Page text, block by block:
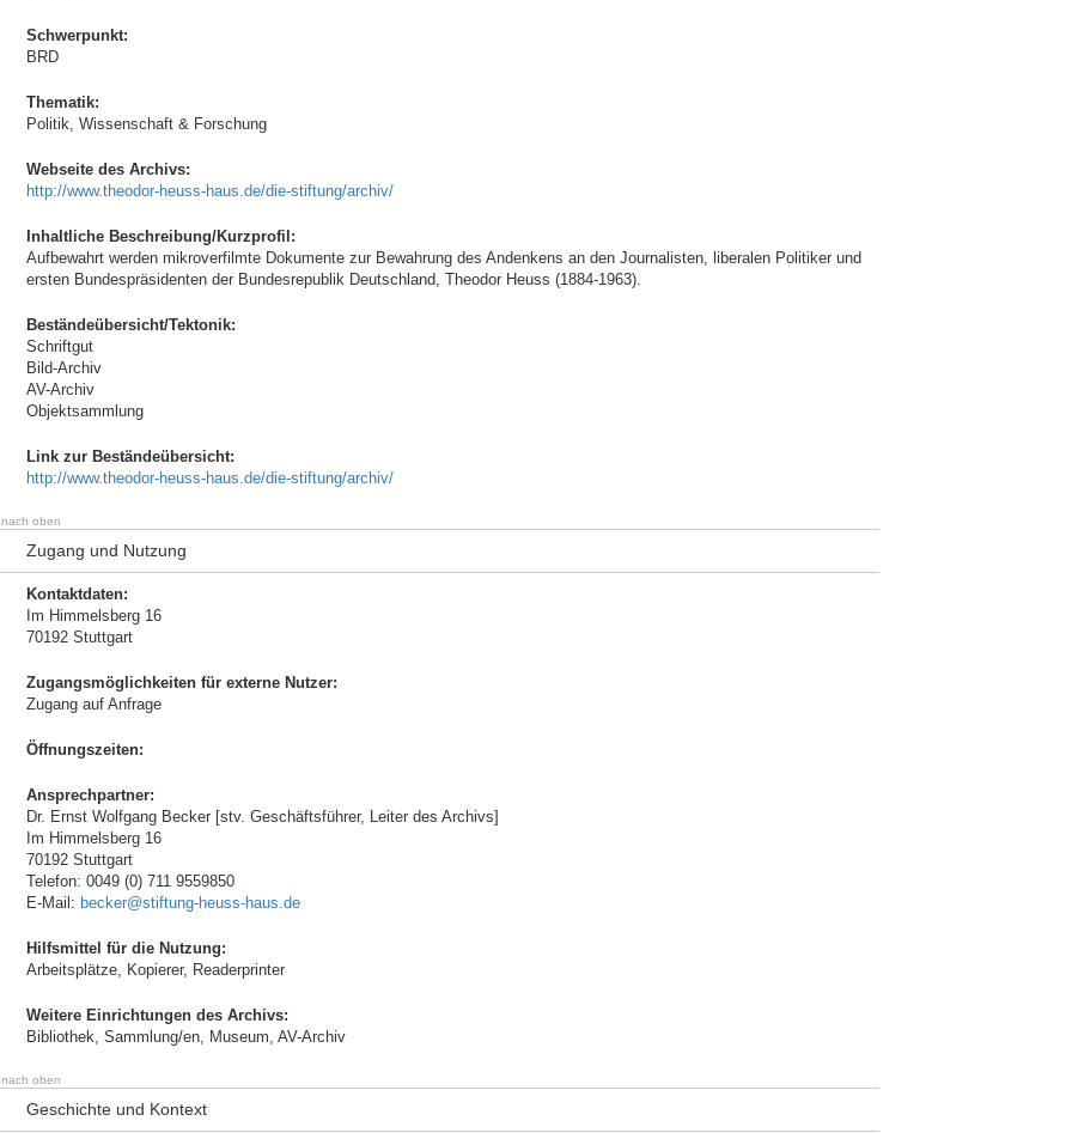
Schwerpunkt:
BRD
Thematik:
Politik, Wissenschaft & Forschung
Webseite des Archivs:
http://www.theodor-heuss-haus.de/die-stiftung/archiv/
Inhaltliche Beschreibung/Kurzprofil:
Aufbewahrt werden mikroverfilmte Dokumente zur Bewahrung des Andenkens an den Journalisten, liberalen Politiker und
ersten Bundespräsidenten der Bundesrepublik Deutschland, Theodor Heuss (1884-1963).
Beständeübersicht/Tektonik:
Schriftgut
Bild-Archiv
AV-Archiv
Objektsammlung
Link zur Beständeübersicht:
http://www.theodor-heuss-haus.de/die-stiftung/archiv/
nach oben
Zugang und Nutzung
Kontaktdaten:
Im Himmelsberg 16
70192 Stuttgart
Zugangsmöglichkeiten für externe Nutzer:
Zugang auf Anfrage
Öffnungszeiten:
Ansprechpartner:
Dr. Ernst Wolfgang Becker [stv. Geschäftsführer, Leiter des Archivs]
Im Himmelsberg 16
70192 Stuttgart
Telefon: 0049 (0) 711 9559850
E-Mail: becker@stiftung-heuss-haus.de
Hilfsmittel für die Nutzung:
Arbeitsplätze, Kopierer, Readerprinter
Weitere Einrichtungen des Archivs:
Bibliothek, Sammlung/en, Museum, AV-Archiv
nach oben
Geschichte und Kontext